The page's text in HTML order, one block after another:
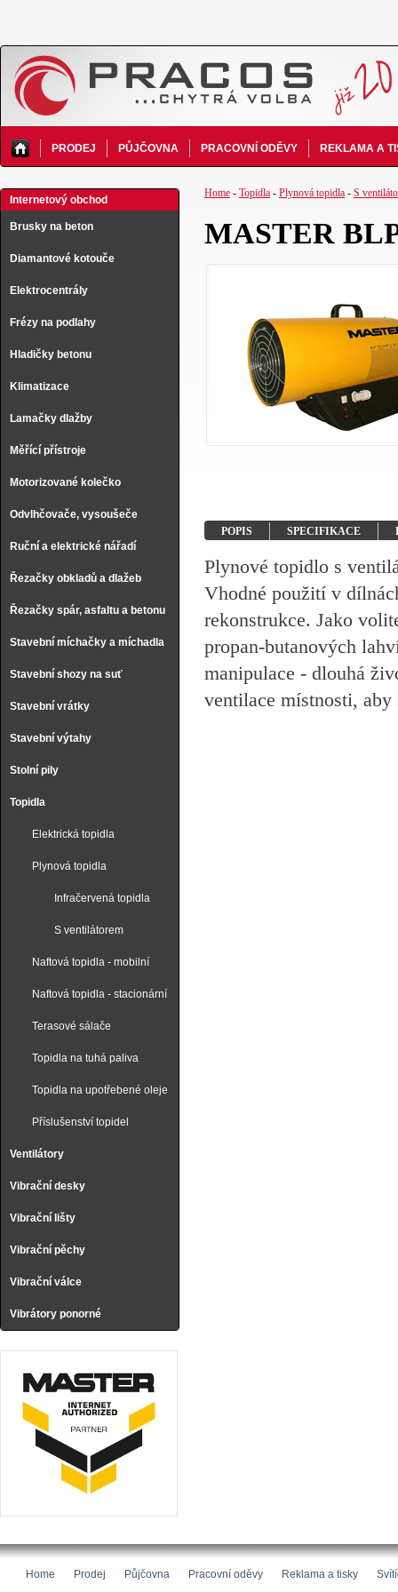
PRODEJ PŮJČOVNA PRACOVNÍ ODĚVY REKLAMA A
Internetový obchod
Brusky na beton
Diamantové kotouče
Elektrocentrály
Frézy na podlahy
Hladičky betonu
Klimatizace
Lamačky dlažby
Měřící přístroje
Motorizované kolečko
Odvlhčovače, vysoušeče
Ruční a elektrické nářadí
Řezačky obkladů a dlažeb
Řezačky spár, asfaltu a betonu
Stavební míchačky a míchadla
Stavební shozy na suť
Stavební vrátky
Stavební výtahy
Stolní pily
Topidla
Elektrická topidla
Plynová topidla
Infračervená topidla
S ventilátorem
Naftová topidla - mobilní
Naftová topidla - stacionární
Terasové sálače
Topidla na tuhá paliva
Topidla na upotřebené oleje
Příslušenství topidel
Ventilátory
Vibrační desky
Vibrační lišty
Vibrační pěchy
Vibrační válce
Vibrátory ponorné
Home - Topidla - Plynová topidla - S
MASTER
POPIS SPECIFIKACE
Plynové topidlo s
Vhodné použití v
rekonstrukce. Jako
propan-butanových
manipulace - dlouhá
ventilace místnosti,
Home Prodej Půjčovna Pracovní oděvy Reklama a tisky